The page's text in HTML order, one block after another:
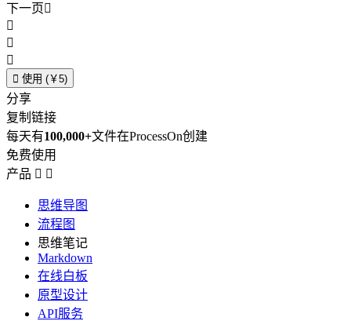
下一页



 使用 (￥5)
分享
复制链接
每天有100,000+文件在ProcessOn创建
免费使用
产品  
思维导图
流程图
思维笔记
Markdown
在线白板
原型设计
API服务